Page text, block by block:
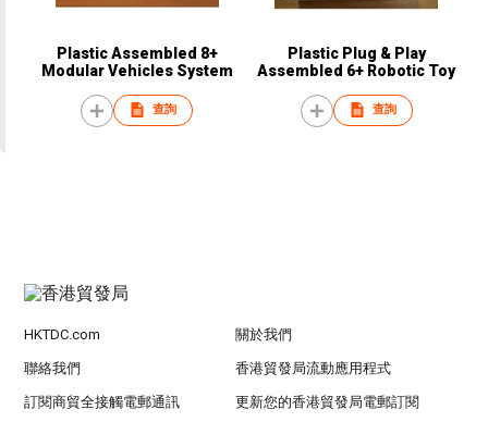
Plastic Assembled 8+
Modular Vehicles System
查詢
Plastic Plug & Play
Assembled 6+ Robotic Toy
查詢
HKTDC.com 關於我們
聯絡我們 香港貿發局流動應用程式
訂閱商貿全接觸電郵通訊 更新您的香港貿發局電郵訂閱